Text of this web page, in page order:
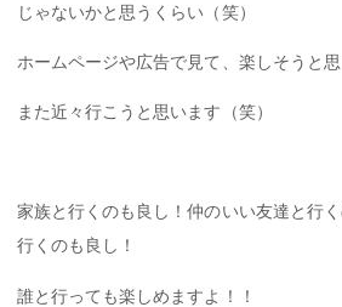
じゃないかと思うくらい（笑）
ホームページや広告で見て、楽しそうと
また近々行こうと思います（笑）
家族と行くのも良し！仲のいい友達と行
行くのも良し！
誰と行っても楽しめますよ！！